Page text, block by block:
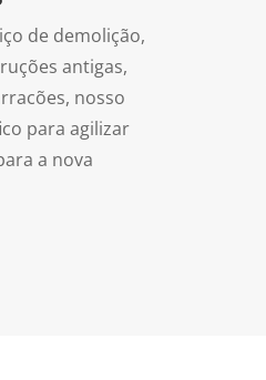
de demolição,
antigas,
nosso
para agilizar
a nova